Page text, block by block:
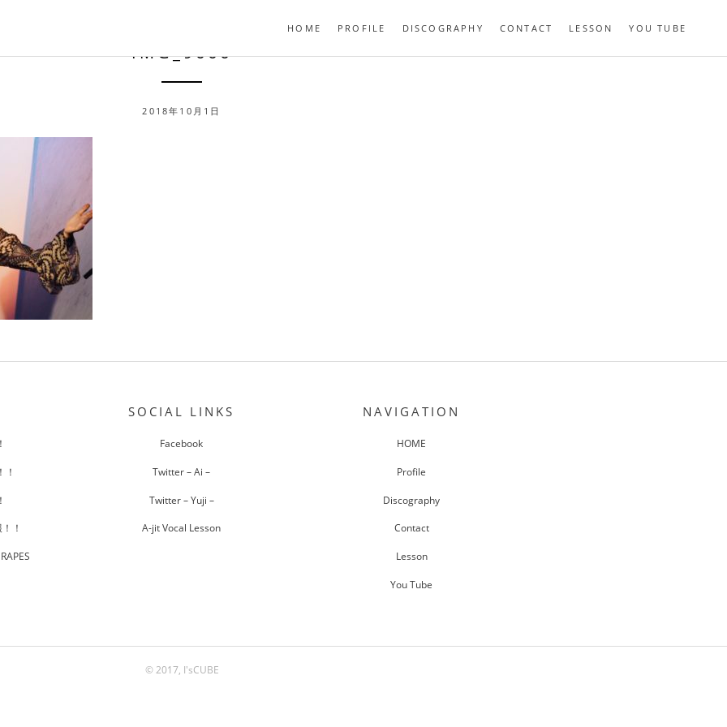
HOME PROFILE DISCOGRAPHY CONTACT LESSON YOU TUBE
IMG_9666
2018年10月1日
！
SOCIAL LINKS
Facebook
Twitter – Ai –
Twitter – Yuji –
A-jit Vocal Lesson
NAVIGATION
HOME
Profile
Discography
Contact
Lesson
You Tube
© 2017, I'sCUBE